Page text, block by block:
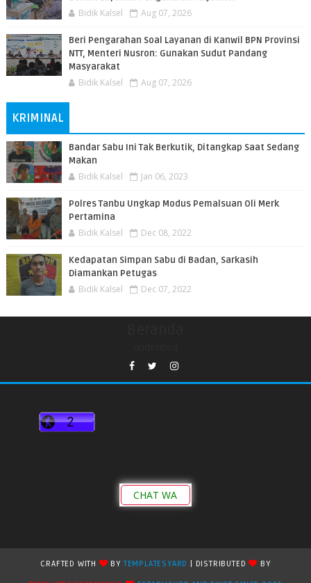
Bidik Kalsel Aug 07, 2026
Beri Pengarahan Soal Layanan di Kanwil BPN Provinsi
NTT, Menteri Nusron: Gunakan Sudut Pandang
Masyarakat
Bidik Kalsel Aug 07, 2026
KRIMINAL
Bandar Sabu Ini Tak Berkutik, Ditangkap Saat Sedang
Makan
Bidik Kalsel Jan 06, 2023
Polres Tanbu Ungkap Modus Pemalsuan Oli Merk
Pertamina
Bidik Kalsel Dec 08, 2022
Kedapatan Simpan Sabu di Badan, Sarkasih
Diamankan Petugas
Bidik Kalsel Dec 07, 2022
CHAT WA
CRAFTED WITH BYTEMPLATESYARD | DISTRIBUTED
BY